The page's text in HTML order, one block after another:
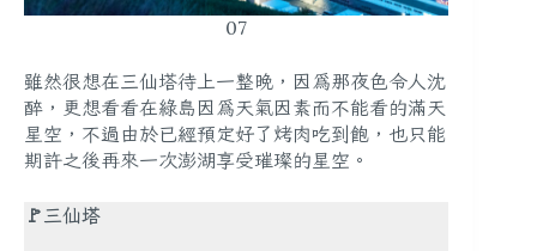
07
雖然很想在三仙塔待上一整晚，因為那夜色令人沈
醉，更想看看在綠島因為天氣因素而不能看的滿天
星空，不過由於已經預定好了烤肉吃到飽，也只能
期許之後再來一次澎湖享受璀璨的星空。
🚩三仙塔